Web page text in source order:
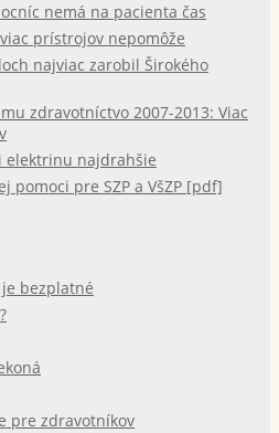
nemá na pacienta čas
prístrojov nepomôže
najviac zarobil Širokého
zdravotníctvo 2007-2013: Viac
elektrinu najdrahšie
pomoci pre SZP a VšZP [pdf]
bezplatné
pre zdravotníkov